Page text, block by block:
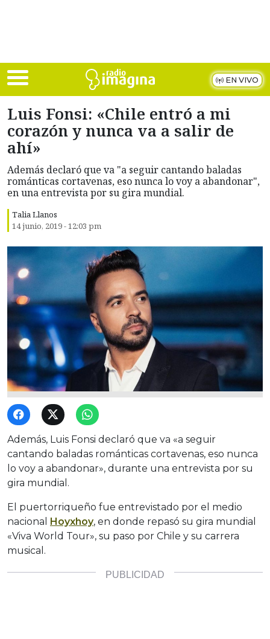
EN VIVO
Luis Fonsi: «Chile entró a mi
corazón y nunca va a salir de
ahí»
Además declaró que va "a seguir cantando baladas
románticas cortavenas, eso nunca lo voy a abandonar",
en una entrevista por su gira mundial.
Talia Llanos
14 junio, 2019 - 12:03 pm
Además, Luis Fonsi declaró que va «a seguir
cantando baladas románticas cortavenas, eso nunca
lo voy a abandonar», durante una entrevista por su
gira mundial.
El puertorriqueño fue entrevistado por el medio
nacional Hoyxhoy, en donde repasó su gira mundial
«Viva World Tour», su paso por Chile y su carrera
musical.